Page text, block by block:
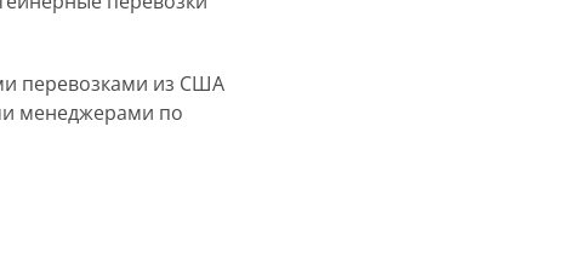
перевозками из США
менеджерами по